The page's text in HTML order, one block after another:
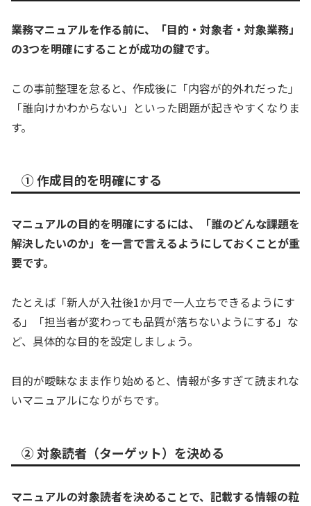
業務マニュアルを作る前に、「目的・対象者・対象業務」
の3つを明確にすることが成功の鍵です。
この事前整理を怠ると、作成後に「内容が的外れだった」
「誰向けかわからない」といった問題が起きやすくなりま
す。
① 作成目的を明確にする
マニュアルの目的を明確にするには、「誰のどんな課題を
解決したいのか」を一言で言えるようにしておくことが重
要です。
たとえば「新人が入社後1か月で一人立ちできるようにす
る」「担当者が変わっても品質が落ちないようにする」な
ど、具体的な目的を設定しましょう。
目的が曖昧なまま作り始めると、情報が多すぎて読まれな
いマニュアルになりがちです。
② 対象読者（ターゲット）を決める
マニュアルの対象読者を決めることで、記載する情報の粒